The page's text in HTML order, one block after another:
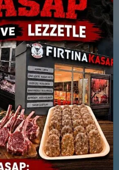
Rüzgar: 12 km/h
27 MART
CUMA
6°
Orta kuvvetli yağmurlu
Nem: %84
Rüzgar: 19 km/h
Yağış Olasılığı: %88